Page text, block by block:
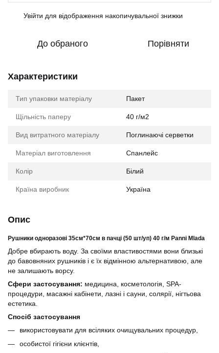
Увійти для відображення накопичувальної знижки
До обраного Порівняти
Характеристики
Тип упаковки матеріалу Пакет
Щільність паперу 40 г/м2
Вид витратного матеріалу Поглинаючі серветки
Матеріал виготовлення Спанлейс
Колір Білий
Країна виробник Україна
Опис
Рушники одноразові 35см*70см в пачці (50 шт/уп) 40 г/м Panni Mlada
Добре вбирають воду. За своїми властивостями вони близькі
до бавовняних рушників і є їх відмінною альтернативою, але
не залишають ворсу.
Сфери застосування: медицина, косметологія, SPA-
процедури, масажні кабінети, лазні і сауни, солярії, нігтьова
естетика.
Спосіб застосування
використовувати для всіляких очищувальних процедур,
особистої гігієни клієнтів,